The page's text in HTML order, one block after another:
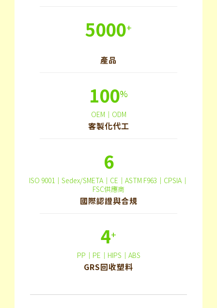
5000+
產品
100%
OEM｜ODM
客製化代工
6
ISO 9001｜Sedex/SMETA｜CE｜ASTM F963｜CPSIA｜
FSC供應商
國際認證與合規
4+
PP｜PE｜HIPS｜ABS
GRS回收塑料